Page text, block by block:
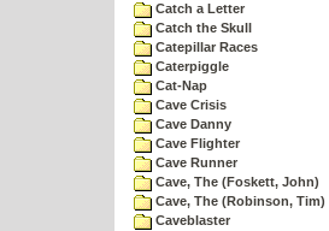
Catch a Letter
Catch the Skull
Catepillar Races
Caterpiggle
Cat-Nap
Cave Crisis
Cave Danny
Cave Flighter
Cave Runner
Cave, The (Foskett, John)
Cave, The (Robinson, Tim)
Caveblaster